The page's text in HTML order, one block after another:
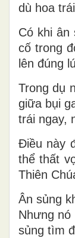
dù hoa
Có khi ân
cố trong
lên đúng
Trong dụ
giữa bụi
trái ngay,
Điều này
thể thất
Thiên
Ân sủng
Nhưng
sủng tìm